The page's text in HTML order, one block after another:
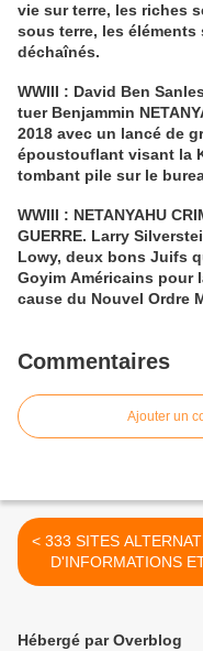
vie sur terre, les riches
sous terre, les éléments
déchaînés.
WWIII : David Ben
tuer Benjammin
2018 avec un lancé de
époustouflant visant la
tombant pile sur le
Cœur, bien qu'on n'ait
son organe.
WWIII : NETANYAHU
GUERRE. Larry
Lowy, deux bons Juifs
Goyim Américains pour
cause du Nouvel Ordre
condamnés et auront-ils
Commentaires
Ajouter un
< 333 SITES ALTERNATIFS
D'INFORMATIONS
D'ECHANGES
Hébergé par Overblog